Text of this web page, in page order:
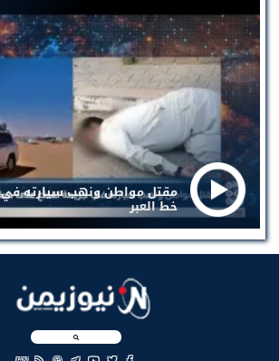
مقتل مواطن ونهب سيارته
خط العبر